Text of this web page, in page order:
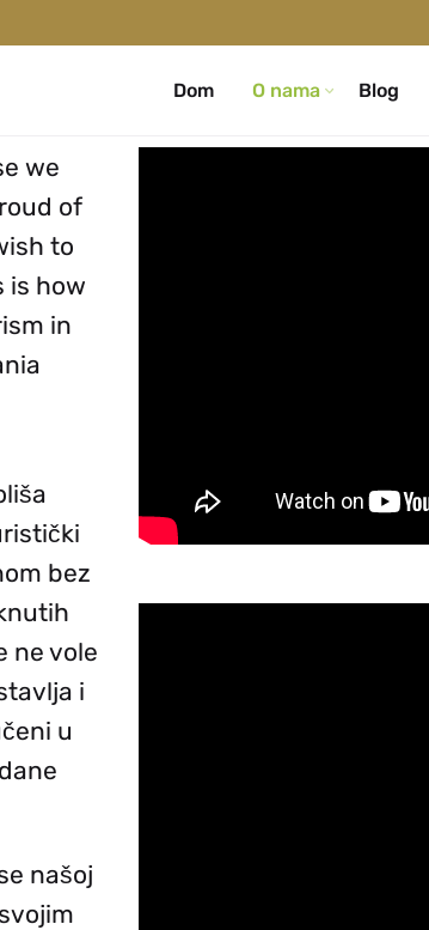
Dom O nama Blog
we
of
to
is how
in
bez
ne vole
i
u
našoj